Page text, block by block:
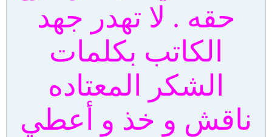
حقه . لا تهدر جهد
الكاتب بكلمات
الشكر المعتاده
ناقش و خذ و أعطي